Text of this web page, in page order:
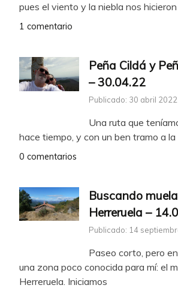
pues el viento y la niebla nos hicieron
1 comentario
Peña Cildá y
– 30.04.22
Publicado: 30 abril 2022
Una ruta que
hace tiempo, y con un ben tramo a
0 comentarios
Buscando
Herreruela –
Publicado: 14
Paseo corto, pero
una zona poco conocida para mí: el
Herreruela. Iniciamos